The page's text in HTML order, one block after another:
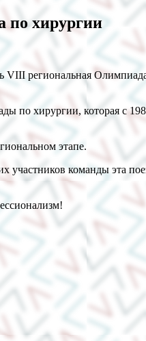
по хирургии
VIII региональная
по хирургии, которая с
этапе.
участников команды эта